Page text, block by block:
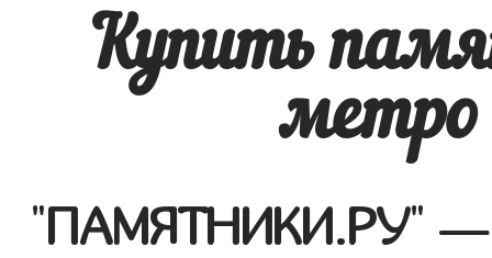
Купить
метро
"ПАМЯТНИКИ.РУ" —